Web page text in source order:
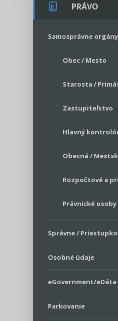
PRÁVO
Samosprávne
Obec / Mesto
Starosta /
Zastupiteľstvo
Hlavný
Obecná /
Rozpočtové a
Právnické
Správne /
Osobné údaje
eGovernment/eDáta
Parkovanie